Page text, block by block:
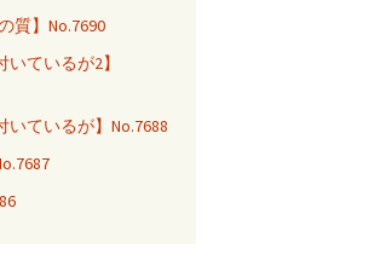
質】No.7690
いているが2】
いているが】No.7688